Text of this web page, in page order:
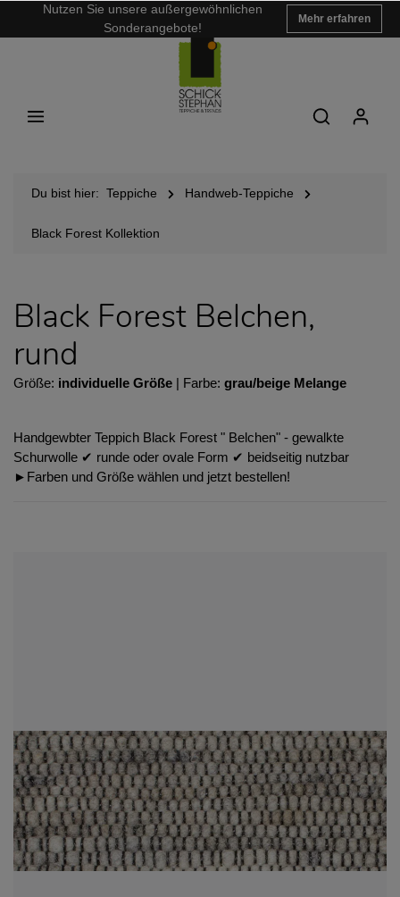
Nutzen Sie unsere außergewöhnlichen
Sonderangebote!
Mehr erfahren
Du bist hier: Teppiche Handweb-Teppiche
Black Forest Kollektion
Black Forest Belchen,
rund
Größe: individuelle Größe | Farbe: grau/beige Melange
Handgewbter Teppich Black Forest " Belchen" - gewalkte
Schurwolle ✔︎ runde oder ovale Form ✔︎ beidseitig nutzbar
►Farben und Größe wählen und jetzt bestellen!